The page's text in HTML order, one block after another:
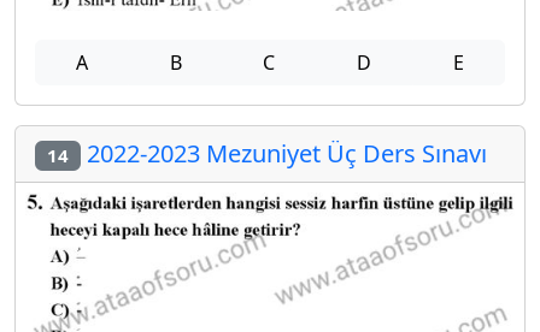
A B C D E
14 2022-2023 Mezuniyet Üç Ders Sınavı